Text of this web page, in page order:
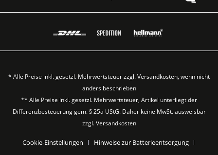
* Alle Preise inkl. gesetzl. Mehrwertsteuer zzgl.Versandkosten, wenn nicht
anders beschrieben
** Alle Preise inkl. gesetzl. Mehrwertsteuer, Artikel unterliegt der
Differenzbesteuerung gem. § 25a UStG. Daher keine MwSt. ausweisbar
zzgl.Versandkosten
Cookie-Einstellungen
Hinweise zur Batterieentsorgung